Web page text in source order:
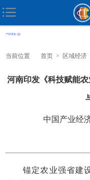
当前位置 首页 > 区域经济
河南印发《科技赋能
中国产业经
锚定农业强省建设